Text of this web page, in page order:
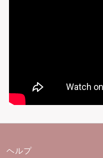
ヘルプ